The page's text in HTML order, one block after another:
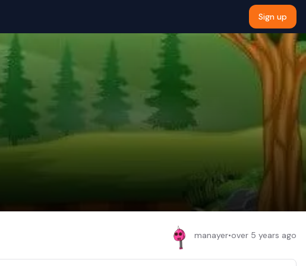
Sign up
manayer•over 5 years ago